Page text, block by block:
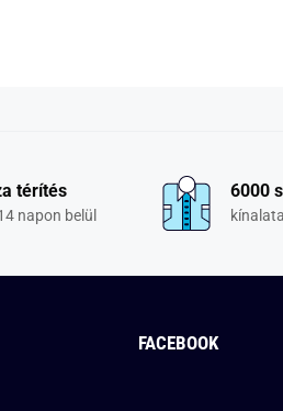
térítés
napon belül
6000
FACEBOOK